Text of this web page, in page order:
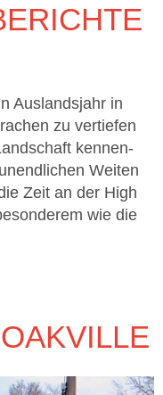
Auslandsjahr in
zu vertiefen
kennen-
Weiten
Zeit an der High
wie die